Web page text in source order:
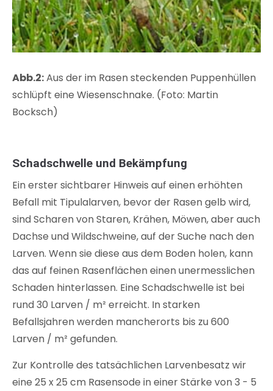
Abb.2:Aus der im Rasen steckenden Puppenhüllen
schlüpft eine Wiesenschnake. (Foto: Martin
Bocksch)
Schadschwelle und Bekämpfung
Ein erster sichtbarer Hinweis auf einen erhöhten
Befall mit Tipulalarven, bevor der Rasen gelb wird,
sind Scharen von Staren, Krähen, Möwen, aber auch
Dachse und Wildschweine, auf der Suche nach den
Larven. Wenn sie diese aus dem Boden holen, kann
das auf feinen Rasenflächen einen unermesslichen
Schaden hinterlassen. Eine Schadschwelle ist bei
rund 30 Larven / m² erreicht. In starken
Befallsjahren werden mancherorts bis zu 600
Larven / m² gefunden.
Zur Kontrolle des tatsächlichen Larvenbesatz wir
eine 25 x 25 cm Rasensode in einer Stärke von 3 - 5